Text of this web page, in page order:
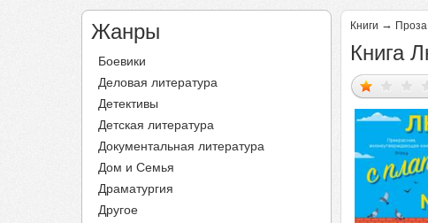
Жанры
Боевики
Деловая литература
Детективы
Детская литература
Документальная литература
Дом и Семья
Драматургия
Другое
Книги → Проза
Книга